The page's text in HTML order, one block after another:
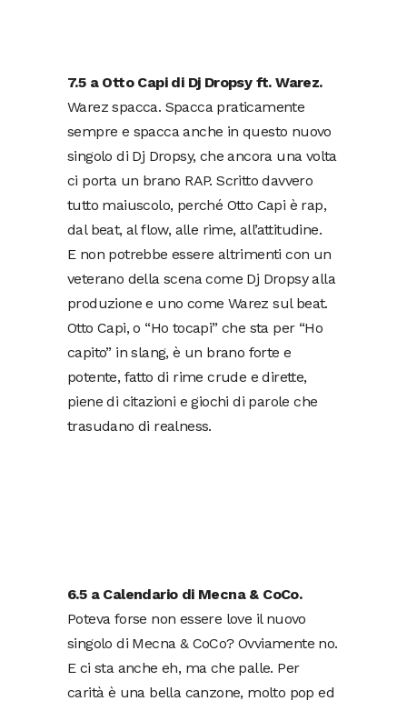
7.5 a Otto Capi di Dj Dropsy ft. Warez.
Warez spacca. Spacca praticamente
sempre e spacca anche in questo nuovo
singolo di Dj Dropsy, che ancora una volta
ci porta un brano RAP. Scritto davvero
tutto maiuscolo, perché Otto Capi è rap,
dal beat, al flow, alle rime, all’attitudine.
E non potrebbe essere altrimenti con un
veterano della scena come Dj Dropsy alla
produzione e uno come Warez sul beat.
Otto Capi, o “Ho tocapi” che sta per “Ho
capito” in slang, è un brano forte e
potente, fatto di rime crude e dirette,
piene di citazioni e giochi di parole che
trasudano di realness.
6.5 a Calendario di Mecna & CoCo.
Poteva forse non essere love il nuovo
singolo di Mecna & CoCo? Ovviamente no.
E ci sta anche eh, ma che palle. Per
carità è una bella canzone, molto pop ed